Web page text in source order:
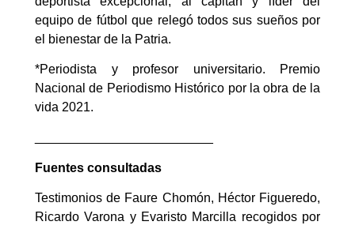
equipo de fútbol que relegó todos sus sueños por
el bienestar de la Patria.
*Periodista y profesor universitario. Premio
Nacional de Periodismo Histórico por la obra de la
vida 2021.
Fuentes consultadas
Testimonios de Faure Chomón, Héctor Figueredo,
Ricardo Varona y Evaristo Marcilla recogidos por